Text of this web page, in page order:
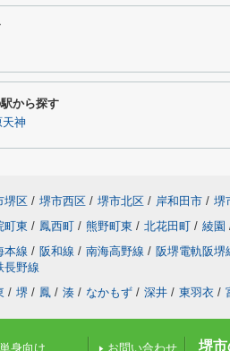
から探す
天神
堺区 / 堺市西区 / 堺市北区 / 岸和田市 / 堺
町東 / 鳳西町 / 熊野町東 / 北花田町 / 綾園
本線 / 阪和線 / 南海高野線 / 阪堺電軌阪堺
長野線
/ 堺 / 鳳 / 湊 / なかもず / 深井 / 東羽衣 /
単身向け お問い合わせ 堺